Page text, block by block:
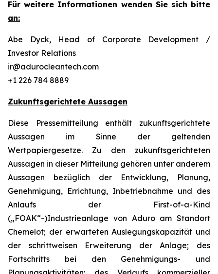
Für weitere Informationen wenden Sie sich bitte
an:
Abe Dyck, Head of Corporate Development /
Investor Relations
ir@adurocleantech.com
+1 226 784 8889
Zukunftsgerichtete Aussagen
Diese Pressemitteilung enthält zukunftsgerichtete
Aussagen im Sinne der geltenden
Wertpapiergesetze. Zu den zukunftsgerichteten
Aussagen in dieser Mitteilung gehören unter anderem
Aussagen bezüglich der Entwicklung, Planung,
Genehmigung, Errichtung, Inbetriebnahme und des
Anlaufs der First-of-a-Kind
(„FOAK“-)Industrieanlage von Aduro am Standort
Chemelot; der erwarteten Auslegungskapazität und
der schrittweisen Erweiterung der Anlage; des
Fortschritts bei den Genehmigungs- und